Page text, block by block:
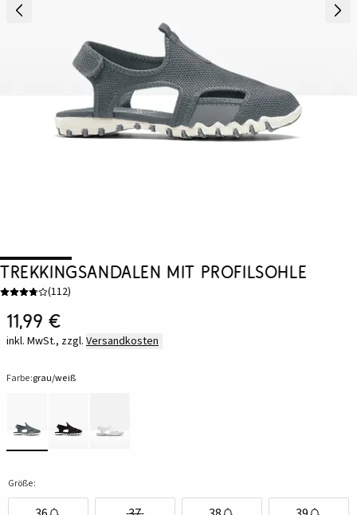
Trekkingsandalen mit Profilsohle
(112)
11,99 €
inkl. MwSt., zzgl. Versandkosten
Farbe:grau/weiß
Größe: